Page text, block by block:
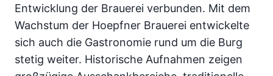
Entwicklung der Brauerei verbunden. Mit dem
Wachstum der Hoepfner Brauerei entwickelte
sich auch die Gastronomie rund um die Burg
stetig weiter. Historische Aufnahmen zeigen